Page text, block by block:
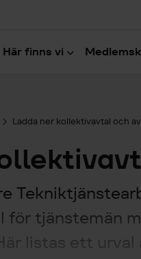
Här finns vi
Ladda ner kollektivavtal och
tjänstemän
listas ett urval